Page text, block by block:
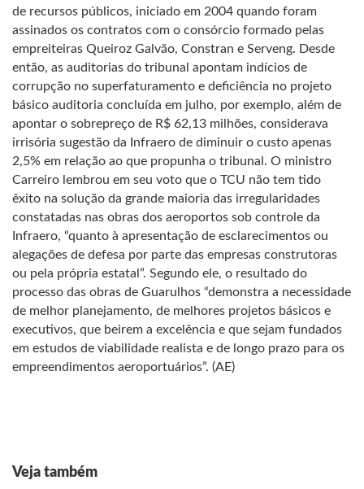
de recursos públicos, iniciado em 2004 quando foram
assinados os contratos com o consórcio formado pelas
empreiteiras Queiroz Galvão, Constran e Serveng. Desde
então, as auditorias do tribunal apontam indícios de
corrupção no superfaturamento e deficiência no projeto
básico auditoria concluída em julho, por exemplo, além de
apontar o sobrepreço de R$ 62,13 milhões, considerava
irrisória sugestão da Infraero de diminuir o custo apenas
2,5% em relação ao que propunha o tribunal. O ministro
Carreiro lembrou em seu voto que o TCU não tem tido
êxito na solução da grande maioria das irregularidades
constatadas nas obras dos aeroportos sob controle da
Infraero, “quanto à apresentação de esclarecimentos ou
alegações de defesa por parte das empresas construtoras
ou pela própria estatal”. Segundo ele, o resultado do
processo das obras de Guarulhos “demonstra a necessidade
de melhor planejamento, de melhores projetos básicos e
executivos, que beirem a excelência e que sejam fundados
em estudos de viabilidade realista e de longo prazo para os
empreendimentos aeroportuários”. (AE)
Veja também